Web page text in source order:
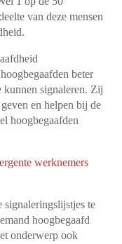
van deze mensen
beter
kunnen signaleren. Zij
en helpen bij de
hoogbegaafden
werknemers
signaleringslijstjes te
hoogbegaafd
onderwerp ook